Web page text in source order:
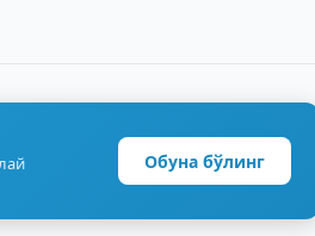
Обуна бўлинг